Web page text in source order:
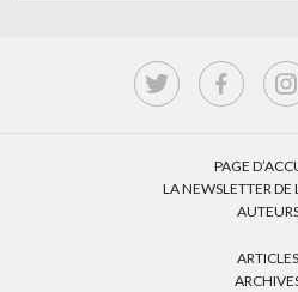
PAGE
LA NEWSLETTER DE
ARTICLES